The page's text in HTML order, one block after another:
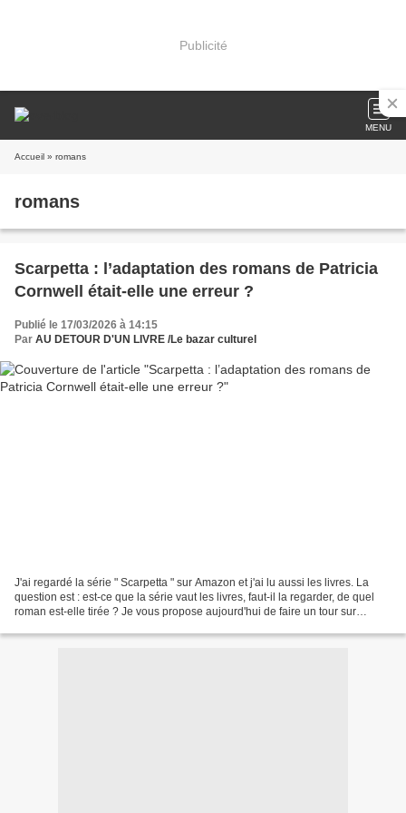
Publicité
MENU
Accueil » romans
romans
Scarpetta : l’adaptation des romans de Patricia
Cornwell était-elle une erreur ?
Publié le 17/03/2026 à 14:15
Par AU DETOUR D'UN LIVRE /Le bazar culturel
J'ai regardé la série " Scarpetta " sur Amazon et j'ai lu aussi les livres. La
question est : est-ce que la série vaut les livres, faut-il la regarder, de quel
roman est-elle tirée ? Je vous propose aujourd'hui de faire un tour sur